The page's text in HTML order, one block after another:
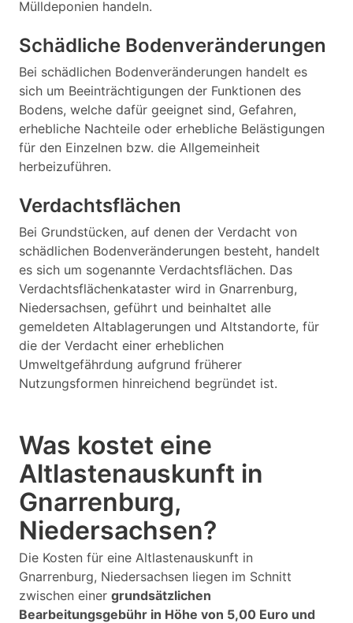
Mülldeponien handeln.
Schädliche Bodenveränderungen
Bei schädlichen Bodenveränderungen handelt es
sich um Beeinträchtigungen der Funktionen des
Bodens, welche dafür geeignet sind, Gefahren,
erhebliche Nachteile oder erhebliche Belästigungen
für den Einzelnen bzw. die Allgemeinheit
herbeizuführen.
Verdachtsflächen
Bei Grundstücken, auf denen der Verdacht von
schädlichen Bodenveränderungen besteht, handelt
es sich um sogenannte Verdachtsflächen. Das
Verdachtsflächenkataster wird in Gnarrenburg,
Niedersachsen, geführt und beinhaltet alle
gemeldeten Altablagerungen und Altstandorte, für
die der Verdacht einer erheblichen
Umweltgefährdung aufgrund früherer
Nutzungsformen hinreichend begründet ist.
Was kostet eine
Altlastenauskunft in
Gnarrenburg,
Niedersachsen?
Die Kosten für eine Altlastenauskunft in
Gnarrenburg, Niedersachsen liegen im Schnitt
zwischen einer grundsätzlichen
Bearbeitungsgebühr in Höhe von 5,00 Euro und